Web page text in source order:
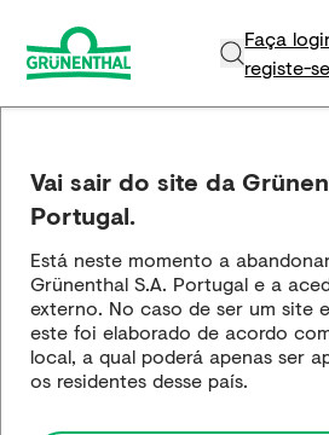
Faça
registe-se​
Inovação e
Empregos e
Media
Vai sair do site da
Portugal.
Está neste momento a
Grünenthal S.A. Portugal e a
externo. No caso de ser um site
este foi elaborado de acordo
local, a qual poderá apenas ser
os residentes desse país.